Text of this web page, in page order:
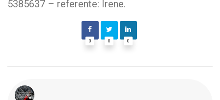
5385637 – referente: Irene.
0 0 0